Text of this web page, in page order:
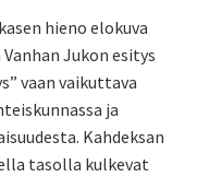
hieno elokuva
Jukon esitys
vaan vaikuttava
ja
Kahdeksan
tasolla kulkevat